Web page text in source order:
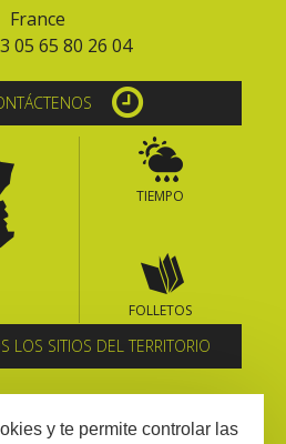
France
05 65 80 26 04
TIEMPO
FOLLETOS
LOS SITIOS DEL TERRITORIO
boletín informativo
y te permite controlar las